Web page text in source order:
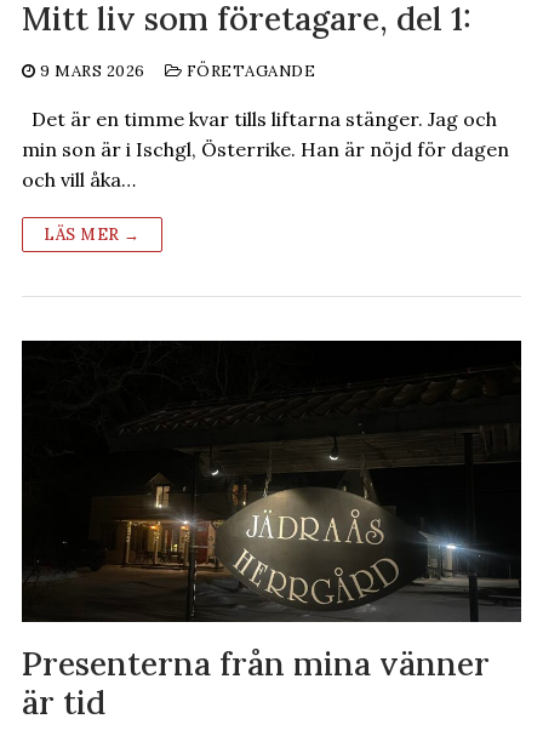
Mitt liv som företagare, del 1:
9 MARS 2026 FÖRETAGANDE
Det är en timme kvar tills liftarna stänger. Jag och
min son är i Ischgl, Österrike. Han är nöjd för dagen
och vill åka…
LÄS MER →
Presenterna från mina vänner
är tid